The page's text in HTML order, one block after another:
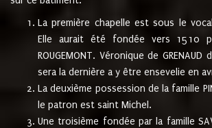
La première chapelle est sous le
Elle aurait été fondée vers 1510
ROUGEMONT. Véronique de GRENAUD
sera la dernière a y être ensevelie en
La deuxième possession de la famille
le patron est saint Michel.
Une troisième fondée par la famille